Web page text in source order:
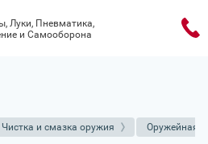
Луки, Пневматика,
и Самооборона
Чистка и смазка оружия Оружейная